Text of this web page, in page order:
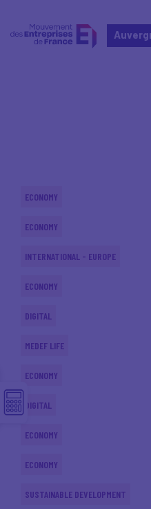
ECONOMY
ECONOMY
INTERNATIONAL - EUROPE
ECONOMY
DIGITAL
MEDEF LIFE
ECONOMY
DIGITAL
ECONOMY
ECONOMY
SUSTAINABLE DEVELOPMENT